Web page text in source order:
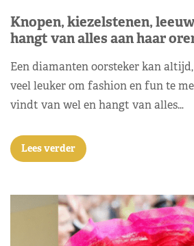
Knopen, kiezelstenen,
hangt van alles aan haar
Een diamanten oorsteker kan
veel leuker om fashion en fun te
vindt van wel en hangt van alles…
Lees verder